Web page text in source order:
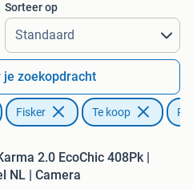
Sorteer op
je zoekopdracht
Fisker Te koop
2.0 EcoChic 408Pk |
NL | Camera